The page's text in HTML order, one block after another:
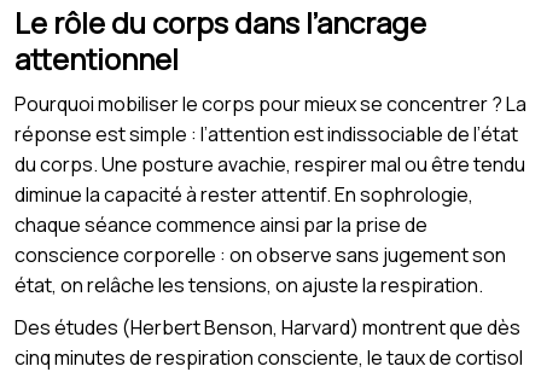
Le rôle du corps dans l’ancrage
attentionnel
Pourquoi mobiliser le corps pour mieux se concentrer ? La
réponse est simple : l’attention est indissociable de l’état
du corps. Une posture avachie, respirer mal ou être tendu
diminue la capacité à rester attentif. En sophrologie,
chaque séance commence ainsi par la prise de
conscience corporelle : on observe sans jugement son
état, on relâche les tensions, on ajuste la respiration.
Des études (Herbert Benson, Harvard) montrent que dès
cinq minutes de respiration consciente, le taux de cortisol